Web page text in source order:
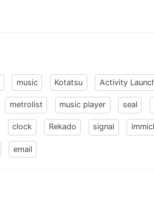
music Kotatsu Activity
metrolist music player seal
clock Rekado signal
email